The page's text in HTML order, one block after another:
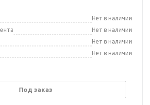
Нет в наличии
Нет в наличии
Нет в наличии
Нет в наличии
Под заказ